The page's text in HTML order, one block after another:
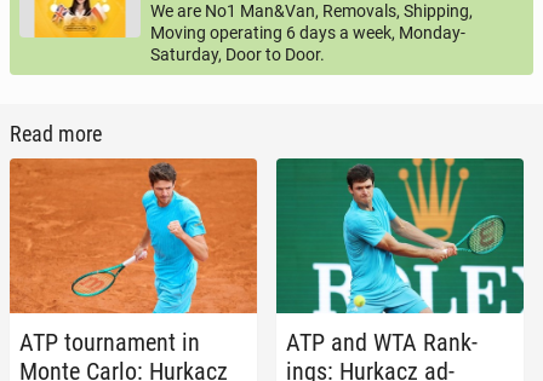
We are No1 Man&Van, Removals, Shipping,
Moving operating 6 days a week, Monday-
Saturday, Door to Door.
Read more
ATP tour­na­ment in
Monte Carlo: Hurkacz
ATP and WTA Rank­
ings: Hurkacz ad­